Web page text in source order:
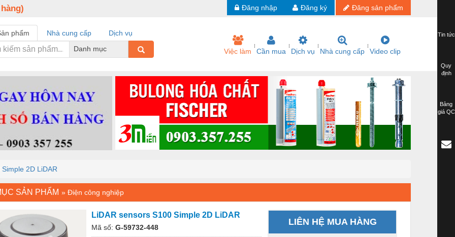
Đăng sản phẩm
Đăng ký
Đăng nhập
phẩm Nhà cung cấp
Dịch vụ
Danh mục
Việc làm Cần mua Dịch vụ Nhà cung cấp Video clip
2D LiDAR
SẢN PHẨM » Điện công nghiệp
LiDAR sensors S100 Simple 2D LiDAR
Mã số: G-59732-448
LIÊN HỆ MUA HÀNG
Tin tức
Quy
định
Bảng
giá QC